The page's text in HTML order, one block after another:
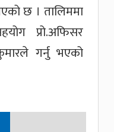
छ । तालिममा
प्रो.अफिसर
गर्नु भएको